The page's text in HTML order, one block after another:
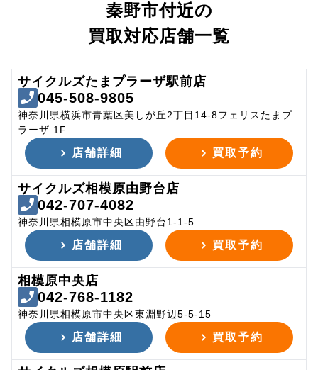
秦野市付近の
買取対応店舗一覧
サイクルズたまプラーザ駅前店
045-508-9805
神奈川県横浜市青葉区美しが丘2丁目14-8フェリスたまプ
ラーザ 1F
店舗詳細 買取予約
サイクルズ相模原由野台店
042-707-4082
神奈川県相模原市中央区由野台1-1-5
店舗詳細 買取予約
相模原中央店
042-768-1182
神奈川県相模原市中央区東淵野辺5-5-15
店舗詳細 買取予約